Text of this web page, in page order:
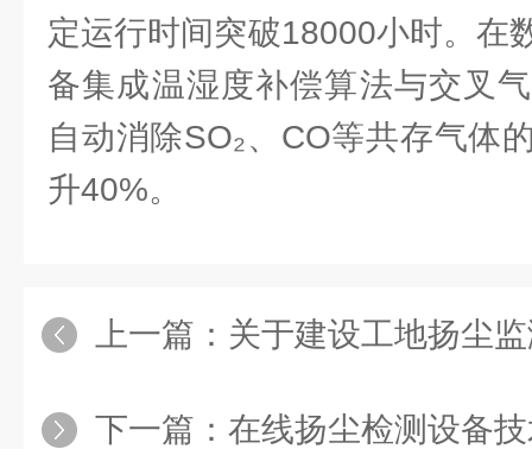
定运行时间突破18000小时。在
备集成温湿度补偿算法与交叉
自动消除SO₂、CO等共存气体
升40%。
上一篇： 关于建设工地扬尘监测，
下一篇： 在线扬尘检测设备技术内核：